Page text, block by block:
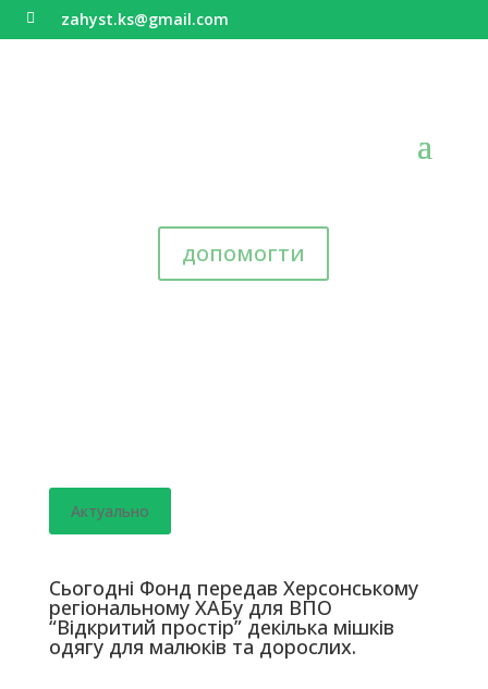
 zahyst.ks@gmail.com
допомогти
Актуально
Сьогодні Фонд передав Херсонському
регіональному ХАБу для ВПО
“Відкритий простір” декілька мішків
одягу для малюків та дорослих.